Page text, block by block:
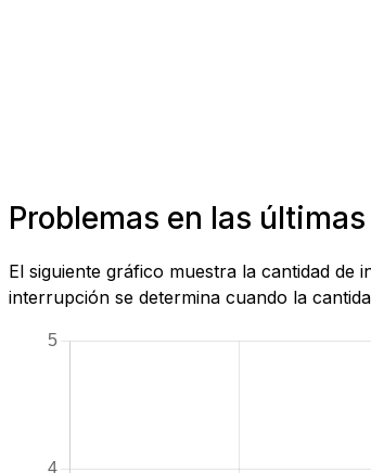
Problemas en las
El siguiente gráfico muestra la cantidad
interrupción se determina cuando la